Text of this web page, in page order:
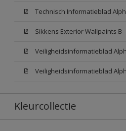
Technisch Informatieblad
Kleurcollectie